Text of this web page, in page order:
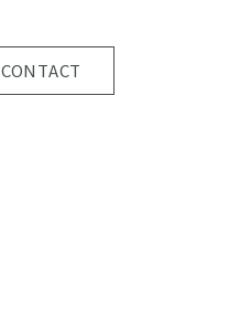
CONTACT